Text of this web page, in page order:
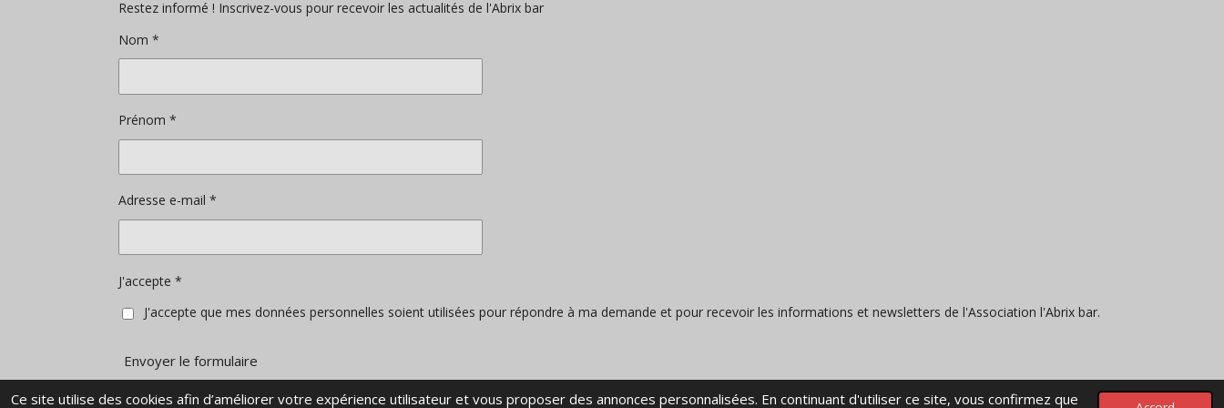
Ce site utilise des cookies afin d’améliorer votre expérience utilisateur et vous proposer des annonces personnalisées. En continuant d'utiliser ce site, vous confirmez que
c
b
o
s
g
Restez informé ! Inscrivez-vous pour recevoir les actualités de l'Abrix bar
Nom *
Prénom *
Adresse e-mail *
J'accepte *
J'accepte que mes données personnelles soient utilisées pour répondre à ma demande et pour recevoir les informations et newsletters de l'Association l'Abrix bar.
Envoyer le formulaire
© 2023 - 2026 Abrixbar.com Propulsé parWebador